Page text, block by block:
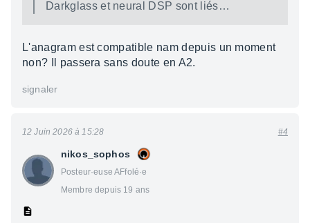
Darkglass et neural DSP sont liés…
L'anagram est compatible nam depuis un moment
non? Il passera sans doute en A2.
signaler
nikos_sophos
Posteur·euse AFfolé·e
Membre depuis 19 ans
12 Juin 2026 à 15:28 #4